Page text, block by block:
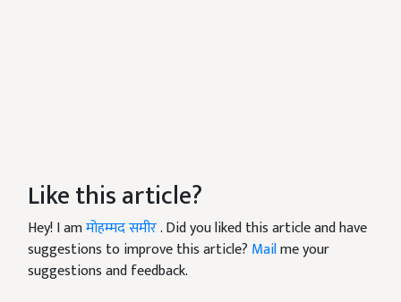
Like this article?
Hey! I amमोहम्मद समीर. Did you liked this article and have
suggestions to improve this article? Mailme your
suggestions and feedback.